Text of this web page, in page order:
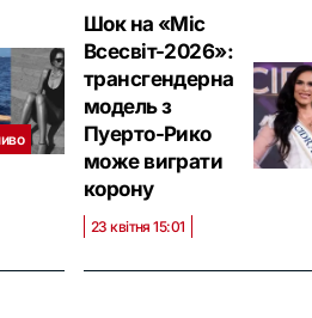
Шок на «Міс
Всесвіт-2026»:
трансгендерна
модель з
Пуерто-Рико
може виграти
корону
23 квітня 15:01